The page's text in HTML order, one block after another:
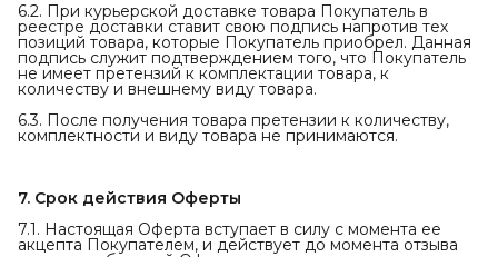
6.2. При курьерской доставке товара Покупатель в
реестре доставки ставит свою подпись напротив тех
позиций товара, которые Покупатель приобрел. Данная
подпись служит подтверждением того, что Покупатель
не имеет претензий к комплектации товара, к
количеству и внешнему виду товара.
6.3. После получения товара претензии к количеству,
комплектности и виду товара не принимаются.
7. Срок действия Оферты
7.1. Настоящая Оферта вступает в силу с момента ее
акцепта Покупателем, и действует до момента отзыва